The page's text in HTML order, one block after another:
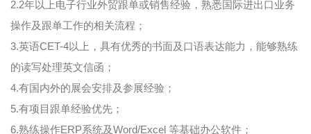
2.2年以上电子行业外贸跟单或销售经验，熟悉国际进出口业务
操作及跟单工作的相关流程；
3.英语CET-4以上，具有优秀的书面及口语表达能力，能够熟练
的读写处理英文信函；
4.有国内外的展会安排及参展经验；
5.有项目跟单经验优先；
6.熟练操作ERP系统及Word/Excel 等基础办公软件；